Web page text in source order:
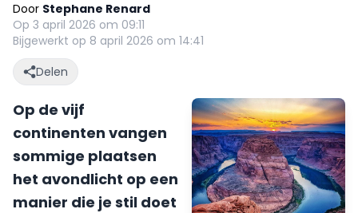
Door Stephane Renard
Op 3 april 2026 om 09:11
Bijgewerkt op 8 april 2026 om 14:41
Delen
Op de vijf
continenten vangen
sommige plaatsen
het avondlicht op een
manier die je stil doet